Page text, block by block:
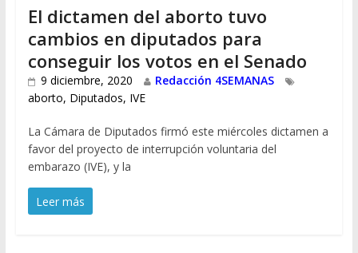
El dictamen del aborto tuvo
cambios en diputados para
conseguir los votos en el Senado
9 diciembre, 2020
Redacción 4SEMANAS
aborto, Diputados, IVE
La Cámara de Diputados firmó este miércoles dictamen a
favor del proyecto de interrupción voluntaria del
embarazo (IVE), y la
Leer más